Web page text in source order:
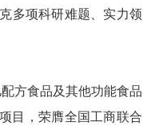
多项科研难题、实力领
方食品及其他功能食品
目，荣膺全国工商联合